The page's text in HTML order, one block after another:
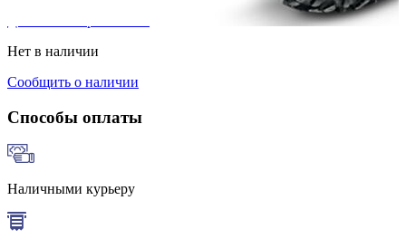
Нет в наличии
Сообщить о наличии
Способы оплаты
Наличными курьеру